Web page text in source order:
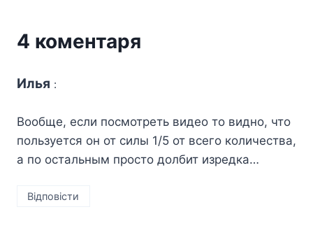
4 коментаря
Илья :
Вообще, если посмотреть видео то видно, что
пользуется он от силы 1/5 от всего количества,
а по остальным просто долбит изредка…
Відповіcти